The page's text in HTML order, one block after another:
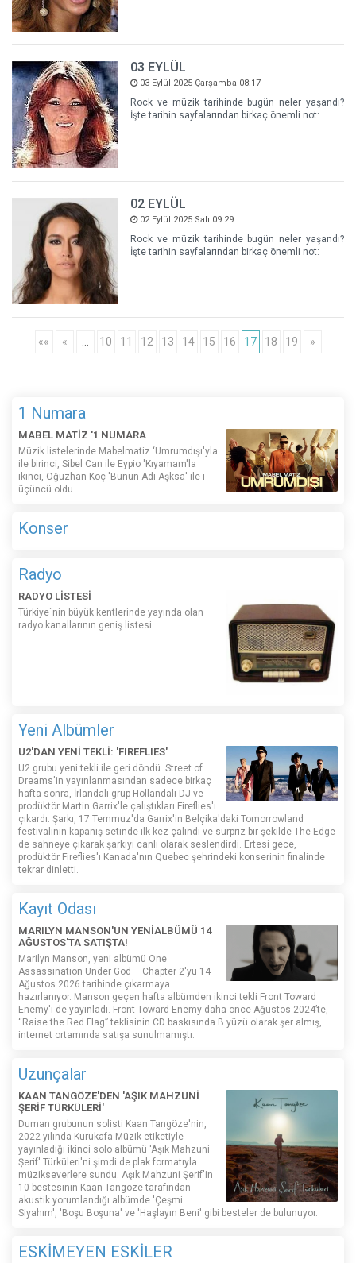
03 EYLÜL
03 Eylül 2025 Çarşamba 08:17
Rock ve müzik tarihinde bugün neler yaşandı?
İşte tarihin sayfalarından birkaç önemli not:
02 EYLÜL
02 Eylül 2025 Salı 09:29
Rock ve müzik tarihinde bugün neler yaşandı?
İşte tarihin sayfalarından birkaç önemli not:
«« « 10 11 12 13 14 15 16 17 18 19 »
1 Numara
MABEL MATİZ '1 NUMARA
Müzik listelerinde Mabelmatiz ‘Umrumdışı'yla
ile birinci, Sibel Can ile Eypio 'Kıyamam'la
ikinci, Oğuzhan Koç 'Bunun Adı Aşksa' ile i
üçüncü oldu.
Konser
Radyo
RADYO LİSTESİ
Türkiye´nin büyük kentlerinde yayında olan
radyo kanallarının geniş listesi
Yeni Albümler
U2'DAN YENİ TEKLİ: 'FIREFLIES'
U2 grubu yeni tekli ile geri döndü. Street of
Dreams'in yayınlanmasından sadece birkaç
hafta sonra, İrlandalı grup Hollandalı DJ ve
prodüktör Martin Garrix'le çalıştıkları Fireflies'ı
çıkardı. Şarkı, 17 Temmuz'da Garrix'in Belçika'daki Tomorrowland
festivalinin kapanış setinde ilk kez çalındı ​​ve sürpriz bir şekilde The Edge
de sahneye çıkarak şarkıyı canlı olarak seslendirdi. Ertesi gece,
prodüktör Fireflies'ı Kanada'nın Quebec şehrindeki konserinin finalinde
tekrar dinletti.
Kayıt Odası
MARILYN MANSON'UN YENİALBÜMÜ 14
AĞUSTOS'TA SATIŞTA!
Marilyn Manson, yeni albümü One
Assassination Under God – Chapter 2'yu 14
Ağustos 2026 tarihinde çıkarmaya
hazırlanıyor. Manson geçen hafta albümden ikinci tekli Front Toward
Enemy'i de yayınladı. Front Toward Enemy daha önce Ağustos 2024’te,
“Raise the Red Flag” teklisinin CD baskısında B yüzü olarak şer almış,
internet ortamında satışa sunulmamıştı.
Uzunçalar
KAAN TANGÖZE'DEN 'AŞIK MAHZUNİ
ŞERİF TÜRKÜLERİ'
Duman grubunun solisti Kaan Tangöze'nin,
2022 yılında Kurukafa Müzik etiketiyle
yayınladığı ikinci solo albümü 'Aşık Mahzuni
Şerif' Türküleri'ni şimdi de plak formatıyla
müzikseverlere sundu. Aşık Mahzuni Şerif'in
10 bestesinin Kaan Tangöze tarafından
akustik yorumlandığı albümde 'Çeşmi
Siyahım', 'Boşu Boşuna' ve 'Haşlayın Beni' gibi besteler de bulunuyor.
ESKİMEYEN ESKİLER